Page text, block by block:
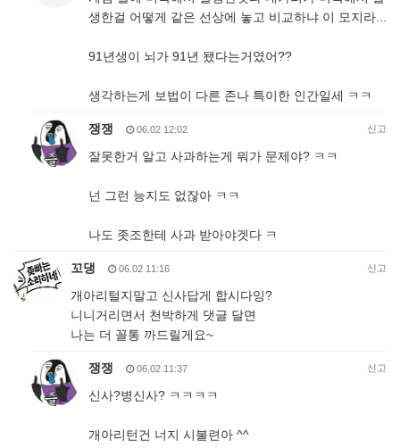
생한걸 어떻게 같은 선상에 놓고 비교하냐 이 모지라...
91년생이 뇌가 91년 됐다는거였어??
생각하는게 보법이 다른 존나 특이한 인간일세 ㅋㅋ
쟁쟁 06.02 12:02 신고
잘못한거 알고 사과하는게 뭐가 문제야? ㅋㅋ
넌 그런 능지도 없잖아 ㅋㅋ
나도 좃조한테 사과 받아야겟다 ㅋ
꼬댕 06.02 11:16 신고
개아리털지말고 신사답게 합시다잉?
니니거리면서 천박하게 댓글 달면
나는 더 꼴통 까드릴게요~
쟁쟁 06.02 11:37 신고
신사?병신사? ㅋㅋㅋㅋ
개아리턴건 너지 시불련아 ^^